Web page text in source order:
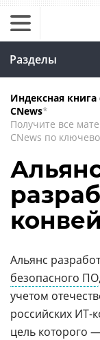
Разделы
Индексная книга
CNews*
Получите все
CNews по
Альянс
безопасного ПО
учетом
российских ИТ-
цель которого